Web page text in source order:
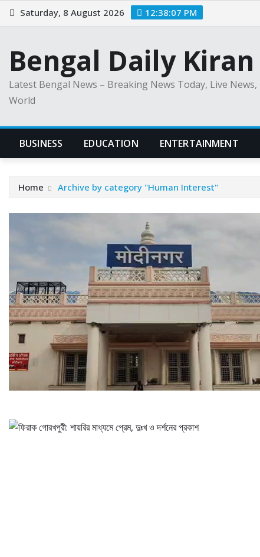
Skip
to
Saturday, 8 August 2026 12:38:08 PM
Bengal Daily Kiran
Latest Bengal News – Breaking News Today, Live News,
World
BUSINESS EDUCATION ENTERTAINMENT
Home Archive by category "Human Interest"